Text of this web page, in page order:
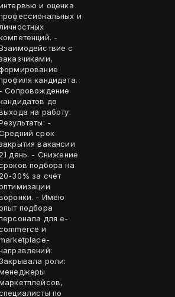
и оценка
и
личностных
-
с
заказчиками,
кандидата.
- Сопровождение
до
на работу.
-
срок
закрытия вакансии
21 день. - Снижение
подбора на
20-30% за счёт
- Имею
подбора
для e-
и
Закрывала роли:
по